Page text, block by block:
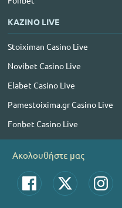
ΚΑΖΙΝΟ LIVE
Stoiximan Casino Live
Novibet Casino Live
Elabet Casino Live
Pamestoixima.gr Casino Live
Fonbet Casino Live
Ακολουθήστε μας